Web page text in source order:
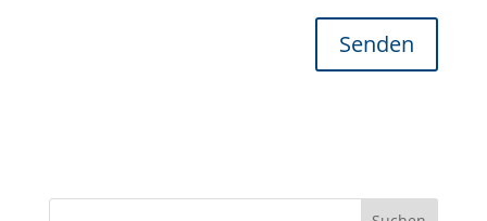
Senden